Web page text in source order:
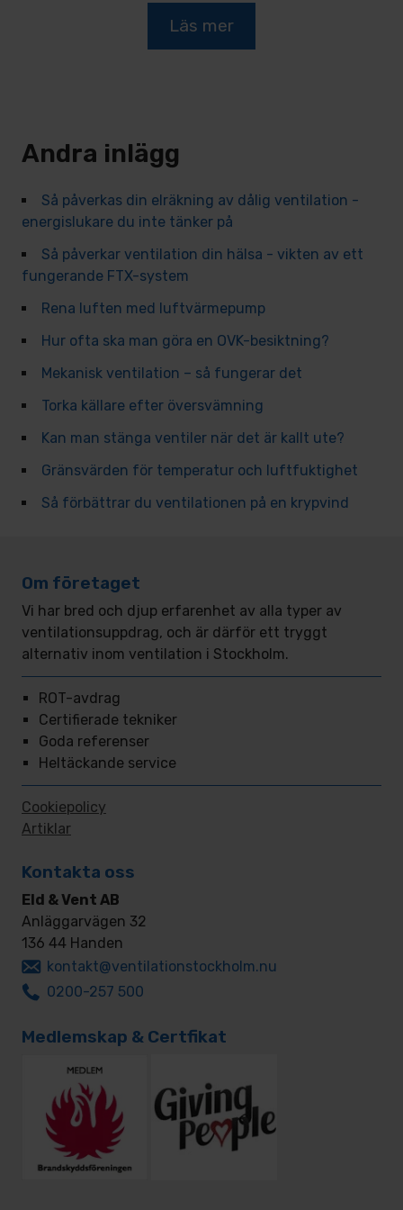
Läs mer
Andra inlägg
Så påverkas din elräkning av dålig ventilation -
energislukare du inte tänker på
Så påverkar ventilation din hälsa - vikten av ett
fungerande FTX-system
Rena luften med luftvärmepump
Hur ofta ska man göra en OVK-besiktning?
Mekanisk ventilation – så fungerar det
Torka källare efter översvämning
Kan man stänga ventiler när det är kallt ute?
Gränsvärden för temperatur och luftfuktighet
Så förbättrar du ventilationen på en krypvind
Om företaget
Vi har bred och djup erfarenhet av alla typer av
ventilationsuppdrag, och är därför ett tryggt
alternativ inom ventilation i Stockholm.
ROT-avdrag
Certifierade tekniker
Goda referenser
Heltäckande service
Cookiepolicy
Artiklar
Kontakta oss
Eld & Vent AB
Anläggarvägen 32
136 44 Handen
kontakt@ventilationstockholm.nu
0200-257 500
Medlemskap & Certfikat